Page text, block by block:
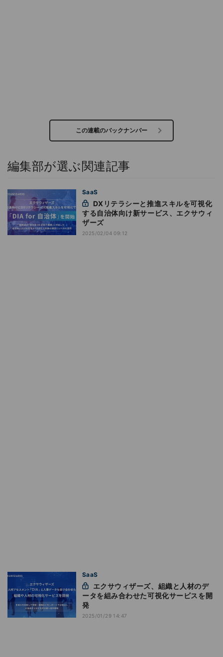
この連載のバックナンバー
編集部が選ぶ関連記事
SaaS
する自治体向け新サービス、エクサウィ
ザーズ
2025/02/04 09:12
SaaS
ータを組み合わせた可視化サービスを開
発
2025/01/29 14:47